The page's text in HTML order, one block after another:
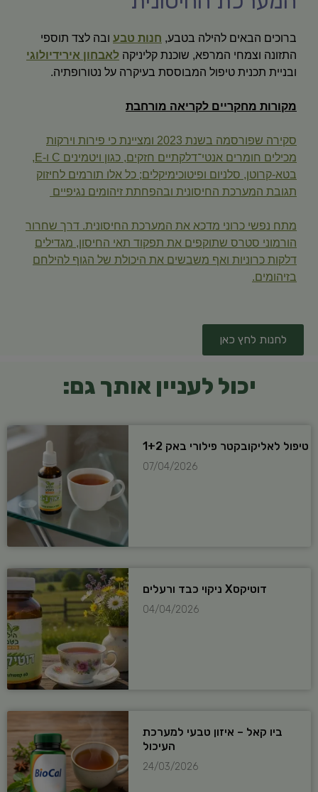
ברוכים הבאים להילה בטבע, חנות טבע ובה לצד תוספי
התזונה וצמחי המרפא, שוכנת קליניקה לאבחון אירידיולוגי
ובניית תכנית טיפול המבוססת בעיקרה על נטורופתיה.
מקורות מחקריים לקריאה מורחבת
סקירה שפורסמה בשנת 2023 ומציינת כי פירות וירקות
מכילים חומרים אנטי־דלקתיים חזקים, כגון ויטמינים C ו‑E,
בטא‑קרוטן, סלניום ופיטוכימיקלים; כל אלו תורמים לחיזוק
תגובת המערכת החיסונית ובהפחתת זיהומים נגיפיים
מתח נפשי כרוני מדכא את המערכת החיסונית. דרך שחרור
הורמוני סטרס שתוקפים את תפקוד תאי החיסון, מגדילים
דלקות כרוניות ואף משבשים את היכולת של הגוף להילחם
בזיהומים.
לחנות לחץ כאן
יכול לעניין אותך גם:
טיפול לאליקובקטר פילורי באק 1+2
07/04/2026
דוטיקסX ניקוי כבד ורעלים
04/04/2026
ביו קאל – איזון טבעי למערכת
העיכול
24/03/2026